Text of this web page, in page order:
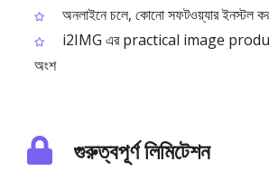
অনলাইনে চলে, কোনো সফটওয়্যার ইনস্টল
i2IMG এর practical image
অংশ
গুরুত্বপূর্ণ লিমিটেশন